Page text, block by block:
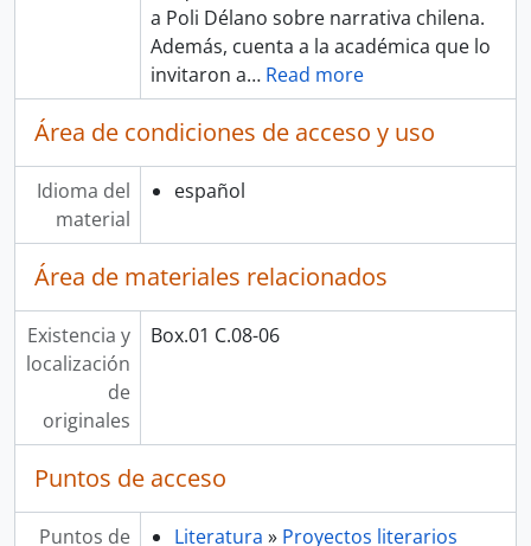
a Poli Délano sobre narrativa chilena.
Además, cuenta a la académica que lo
invitaron a… Read more
Área de condiciones de acceso y uso
Idioma del
material
español
Área de materiales relacionados
Existencia y
localización
de
originales
Box.01 C.08-06
Puntos de acceso
Puntos de
Literatura » Proyectos literarios